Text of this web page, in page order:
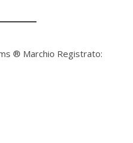
® Marchio Registrato: